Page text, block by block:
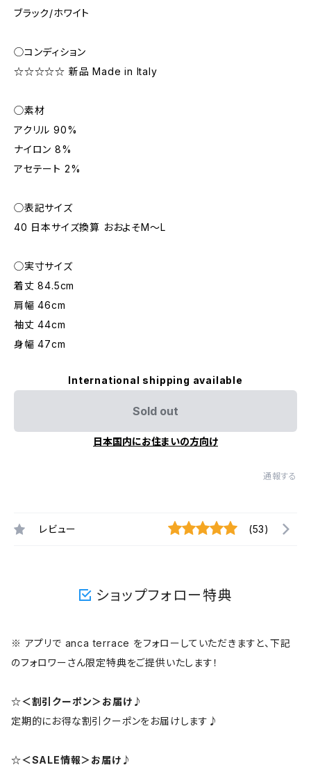
ブラック/ホワイト
◯コンディション
☆☆☆☆☆ 新品 Made in Italy
◯素材
アクリル 90%
ナイロン 8%
アセテート 2%
◯表記サイズ
40 日本サイズ換算 おおよそM～L
◯実寸サイズ
着丈 84.5cm
肩幅 46cm
袖丈 44cm
身幅 47cm
International shipping available
Sold out
日本国内にお住まいの方向け
通報する
レビュー (53)
ショップフォロー特典
※ アプリで anca terrace をフォローしていただきますと、下記
のフォロワーさん限定特典をご提供いたします！
☆＜割引クーポン＞お届け♪
定期的にお得な割引クーポンをお届けします♪
☆＜SALE情報＞お届け♪